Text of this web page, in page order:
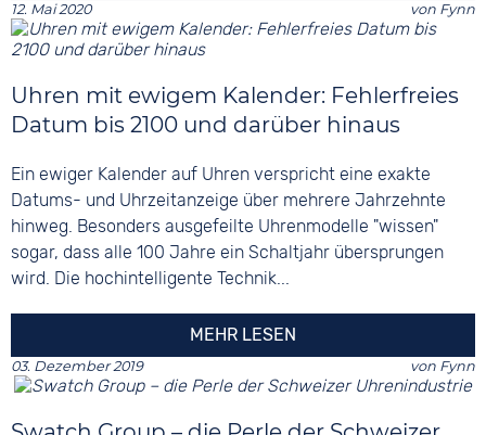
12. Mai 2020 von Fynn
Uhren mit ewigem Kalender: Fehlerfreies
Datum bis 2100 und darüber hinaus
Ein ewiger Kalender auf Uhren verspricht eine exakte
Datums- und Uhrzeitanzeige über mehrere Jahrzehnte
hinweg. Besonders ausgefeilte Uhrenmodelle "wissen"
sogar, dass alle 100 Jahre ein Schaltjahr übersprungen
wird. Die hochintelligente Technik...
MEHR LESEN
03. Dezember 2019 von Fynn